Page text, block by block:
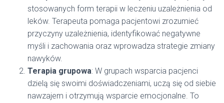
stosowanych form terapii w leczeniu uzależnienia od
leków. Terapeuta pomaga pacjentowi zrozumieć
przyczyny uzależnienia, identyfikować negatywne
myśli i zachowania oraz wprowadza strategie zmiany
nawyków.
Terapia grupowa: W grupach wsparcia pacjenci
dzielą się swoimi doświadczeniami, uczą się od siebie
nawzajem i otrzymują wsparcie emocjonalne. To